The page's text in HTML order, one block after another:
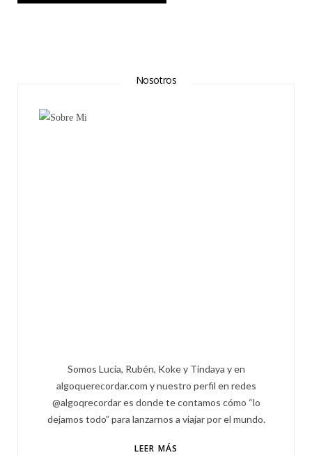
Nosotros
Somos Lucía, Rubén, Koke y Tindaya y en
algoquerecordar.com y nuestro perfil en redes
@algoqrecordar es donde te contamos cómo “lo
dejamos todo” para lanzarnos a viajar por el mundo.
LEER MÁS